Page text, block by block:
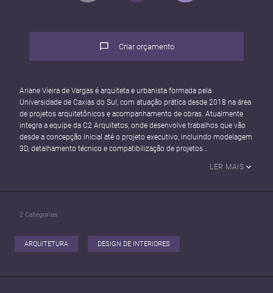
Criar orçamento
Ariane Vieira de Vargas é arquiteta e urbanista formada pela
Universidade de Caxias do Sul, com atuação prática desde 2018 na área
de projetos arquitetônicos e acompanhamento de obras. Atualmente
integra a equipe da C2 Arquitetos, onde desenvolve trabalhos que vão
desde a concepção inicial até o projeto executivo, incluindo modelagem
3D, detalhamento técnico e compatibilização de projetos
perfil versátil, unindo habilidades técnicas e criativas, com atuação em
incluindo criação de identidade gráfica.
Lumion e Photoshop, e conhecimento em renderização com
LER MAIS
2 Categorias
ARQUITETURA DESIGN DE INTERIORES